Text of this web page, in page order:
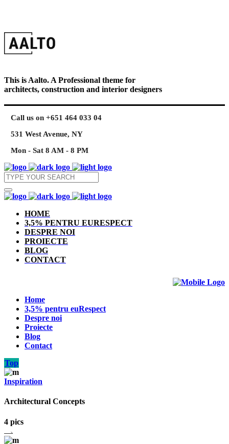
This is Aalto. A Professional theme for
architects, construction and interior designers
Call us on +651 464 033 04
531 West Avenue, NY
Mon - Sat 8 AM - 8 PM
HOME
3,5% PENTRU EURESPECT
DESPRE NOI
PROIECTE
BLOG
CONTACT
Home
3,5% pentru euRespect
Despre noi
Proiecte
Blog
Contact
Top
Inspiration
Architectural Concepts
4 pics